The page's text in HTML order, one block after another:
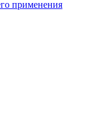
применения